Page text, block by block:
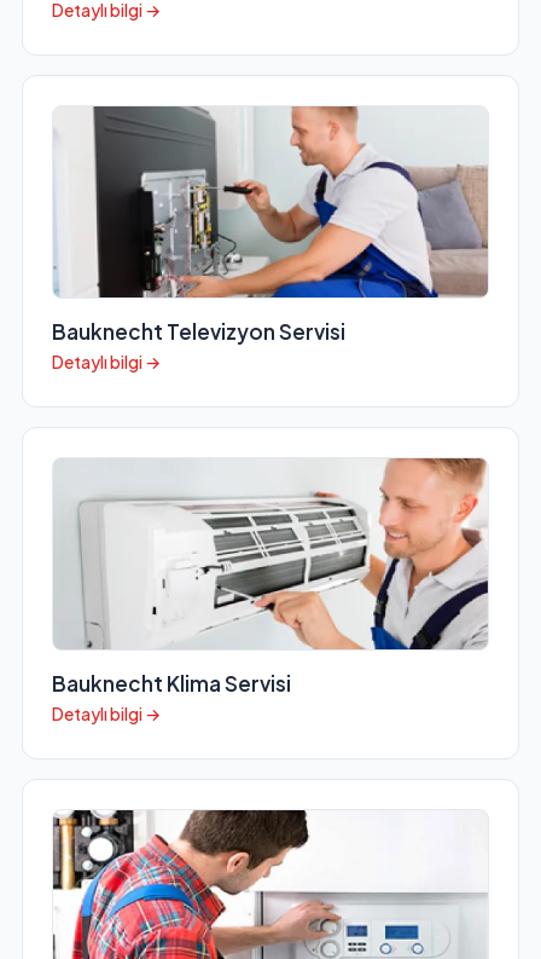
Detaylı bilgi →
Bauknecht Televizyon Servisi
Detaylı bilgi →
Bauknecht Klima Servisi
Detaylı bilgi →